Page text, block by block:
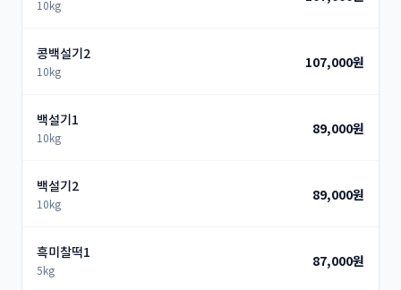
10kg
콩백설기2
10kg
107,000원
백설기1
10kg
89,000원
백설기2
10kg
89,000원
흑미찰떡1
5kg
87,000원